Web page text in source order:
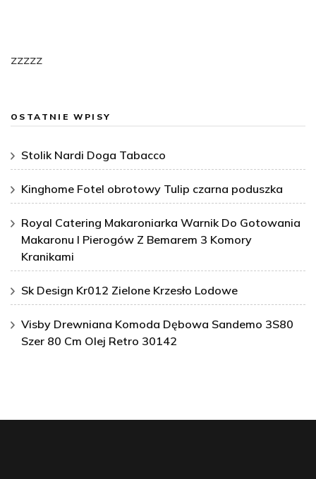
zzzzz
OSTATNIE WPISY
Stolik Nardi Doga Tabacco
Kinghome Fotel obrotowy Tulip czarna poduszka
Royal Catering Makaroniarka Warnik Do Gotowania
Makaronu I Pierogów Z Bemarem 3 Komory
Kranikami
Sk Design Kr012 Zielone Krzesło Lodowe
Visby Drewniana Komoda Dębowa Sandemo 3S80
Szer 80 Cm Olej Retro 30142